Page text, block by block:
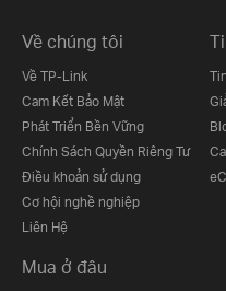
Về chúng tôi
Về TP-Link
Cam Kết Bảo Mật
Phát Triển Bền Vững
Chính Sách Quyền Riêng Tư
Điều khoản sử dụng
Cơ hội nghề nghiệp
Liên Hệ
Mua ở đâu